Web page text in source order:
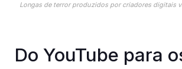
Longas de terror produzidos por criadores digitais
Do YouTube para